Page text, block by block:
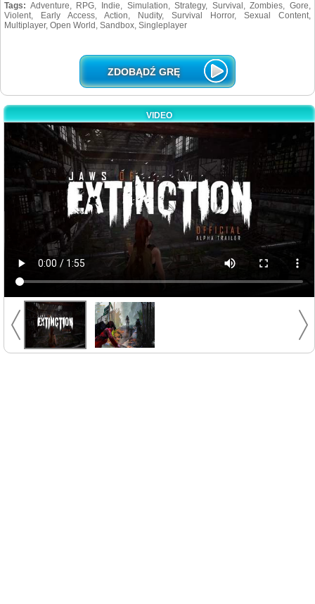
Tags: Adventure, RPG, Indie, Simulation, Strategy, Survival, Zombies, Gore,
Violent, Early Access, Action, Nudity, Survival Horror, Sexual Content,
Multiplayer, Open World, Sandbox, Singleplayer
ZDOBĄDŹ GRĘ
VIDEO